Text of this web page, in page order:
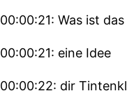
00:00:21: Was ist
00:00:21: eine Idee
00:00:22: dir